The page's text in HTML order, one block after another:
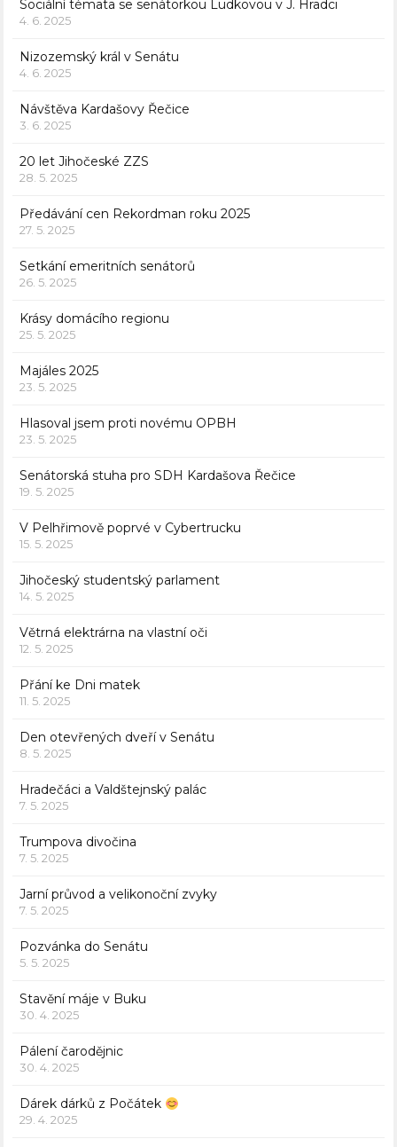
Sociální témata se senátorkou Ludkovou v J. Hradci
4. 6. 2025
Nizozemský král v Senátu
4. 6. 2025
Návštěva Kardašovy Řečice
3. 6. 2025
20 let Jihočeské ZZS
28. 5. 2025
Předávání cen Rekordman roku 2025
27. 5. 2025
Setkání emeritních senátorů
26. 5. 2025
Krásy domácího regionu
25. 5. 2025
Majáles 2025
23. 5. 2025
Hlasoval jsem proti novému OPBH
23. 5. 2025
Senátorská stuha pro SDH Kardašova Řečice
19. 5. 2025
V Pelhřimově poprvé v Cybertrucku
15. 5. 2025
Jihočeský studentský parlament
14. 5. 2025
Větrná elektrárna na vlastní oči
12. 5. 2025
Přání ke Dni matek
11. 5. 2025
Den otevřených dveří v Senátu
8. 5. 2025
Hradečáci a Valdštejnský palác
7. 5. 2025
Trumpova divočina
7. 5. 2025
Jarní průvod a velikonoční zvyky
7. 5. 2025
Pozvánka do Senátu
5. 5. 2025
Stavění máje v Buku
30. 4. 2025
Pálení čarodějnic
30. 4. 2025
Dárek dárků z Počátek
29. 4. 2025